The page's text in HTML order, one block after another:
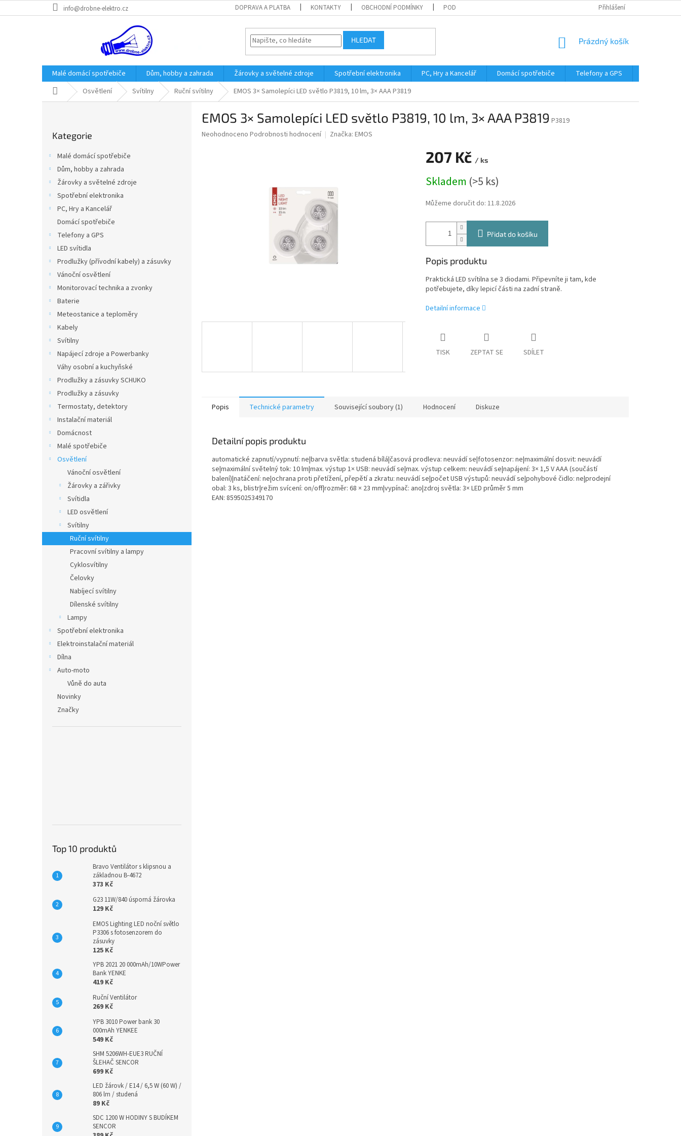
na
info@drobne-elektro.cz DOPRAVA A PLATBA KONTAKTY OBCHODNÍ PODMÍNKY PODMÍNKY OCHRANY OSOBNÍCH ÚDAJŮ Přihlášení
HLEDAT
NÁKUPNÍ
Prázdný košík
Malé domácí spotřebiče Dům, hobby a zahrada Žárovky a světelné zdroje Spotřební elektronika PC, Hry a Kancelář Domácí spotřebiče Telefony a GPS
Domů Osvětlení Svítilny Ruční svítilny EMOS 3× Samolepíci LED světlo P3819, 10 lm, 3× AAA P3819
kategorie
Kategorie
Malé domácí spotřebiče
Dům, hobby a zahrada
Žárovky a světelné zdroje
Spotřební elektronika
PC, Hry a Kancelář
Domácí spotřebiče
Telefony a GPS
LED svítidla
Prodlužky (přívodní kabely) a zásuvky
Vánoční osvětlení
Monitorovací technika a zvonky
Baterie
Meteostanice a teploměry
Kabely
Svítilny
Napájecí zdroje a Powerbanky
Váhy osobní a kuchyňské
Prodlužky a zásuvky SCHUKO
Prodlužky a zásuvky
Termostaty, detektory
Instalační materiál
Domácnost
Malé spotřebiče
Osvětlení
Vánoční osvětlení
Žárovky a zářivky
Svítidla
LED osvětlení
Svítilny
Ruční svítilny
Pracovní svítilny a lampy
Cyklosvítilny
Čelovky
Nabíjecí svítilny
Dílenské svítilny
Lampy
Spotřební elektronika
Elektroinstalační materiál
Dílna
Auto-moto
Vůně do auta
Novinky
Značky
Top 10 produktů
Bravo Ventilátor s klipsnou a
základnou B-4672
373 Kč
G23 11W/840 úsporná žárovka
129 Kč
EMOS Lighting LED noční světlo
P3306 s fotosenzorem do
zásuvky
125 Kč
YPB 2021 20 000mAh/10WPower
Bank YENKE
419 Kč
Ruční Ventilátor
269 Kč
YPB 3010 Power bank 30
000mAh YENKEE
549 Kč
SHM 5206WH-EUE3 RUČNÍ
ŠLEHAČ SENCOR
699 Kč
LED žárovk / E14 / 6,5 W (60 W) /
806 lm / studená
89 Kč
SDC 1200 W HODINY S BUDÍKEM
SENCOR
EMOS 3× Samolepíci LED světlo P3819, 10 lm, 3× AAA P3819 P3819
Průměrné
Neohodnoceno Podrobnosti hodnocení Značka: EMOS
207 Kč / ks
cena:
Skladem (>5 ks)
Můžeme doručit do: 11.8.2026
Přidat do košíku
Popis produktu
Praktická LED svítilna se 3 diodami. Připevníte ji tam, kde
potřebujete, díky lepicí části na zadní straně.
Detailní informace
TISK ZEPTAT SE SDÍLET
Popis Technické parametry Související soubory (1) Hodnocení Diskuze
Detailní popis produktu
automatické zapnutí/vypnutí: ne|barva světla: studená bílá|časová prodleva: neuvádí se|fotosenzor: ne|maximální dosvit: neuvádí
se|maximální světelný tok: 10 lm|max. výstup 1× USB: neuvádí se|max. výstup celkem: neuvádí se|napájení: 3× 1,5 V AAA (součástí
balení)|natáčení: ne|ochrana proti přetížení, přepětí a zkratu: neuvádí se|počet USB výstupů: neuvádí se|pohybové čidlo: ne|prodejní
obal: 3 ks, blistr|režim svícení: on/off|rozměr: 68 × 23 mm|vypínač: ano|zdroj světla: 3× LED průměr 5 mm
EAN: 8595025349170